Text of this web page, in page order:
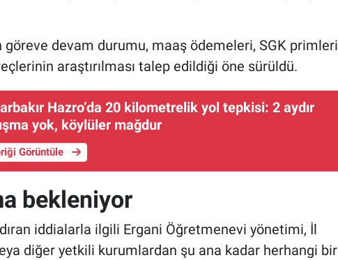
göreve devam durumu, maaş ödemeleri, SGK primleri
araştırılması talep edildiği öne sürüldü.
Hazro’da 20 kilometrelik yol tepkisi: 2 aydır
yok, köylüler mağdur
Görüntüle
bekleniyor
iddialarla ilgili Ergani Öğretmenevi yönetimi, İl
diğer yetkili kurumlardan şu ana kadar herhangi bir